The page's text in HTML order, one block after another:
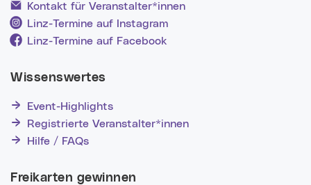
Kontakt für Veranstalter*innen
Linz-Termine auf Instagram
Linz-Termine auf Facebook
Wissenswertes
Event-Highlights
Registrierte Veranstalter*innen
Hilfe / FAQs
Freikarten gewinnen